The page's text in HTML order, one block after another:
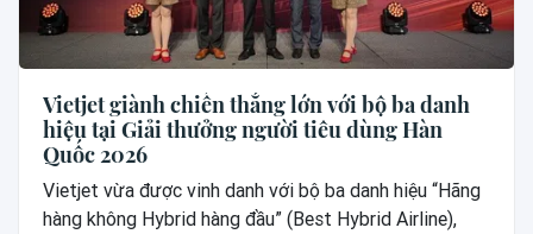
Vietjet giành chiến thắng lớn với bộ ba danh
hiệu tại Giải thưởng người tiêu dùng Hàn
Quốc 2026
Vietjet vừa được vinh danh với bộ ba danh hiệu “Hãng
hàng không Hybrid hàng đầu” (Best Hybrid Airline),